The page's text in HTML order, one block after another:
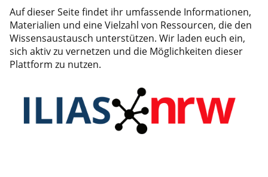
Auf dieser Seite findet ihr umfassende Informationen,
Materialien und eine Vielzahl von Ressourcen, die den
Wissensaustausch unterstützen. Wir laden euch ein,
sich aktiv zu vernetzen und die Möglichkeiten dieser
Plattform zu nutzen.